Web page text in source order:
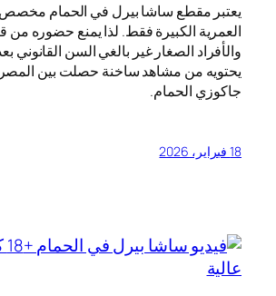
يعتبر مقطع ساشا بيرل في الحمام
العمرية الكبيرة فقط. لذا يمنع حضوره من
والأفراد الصغار غير بالغي السن القانوني
يحتويه من مشاهد ساخنة حصلت بين
جاكوزي الحمام.
18 فبراير، 2026